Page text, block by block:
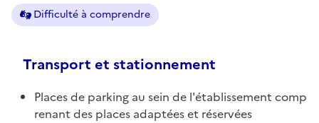
Difficulté à comprendre
Transport et stationnement
Places de parking au sein de l'établissement comp
renant des places adaptées et réservées